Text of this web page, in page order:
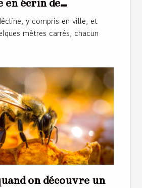
en écrin de
chez soiy compris en ville, et
mètres carrés, chacun
on découvre un